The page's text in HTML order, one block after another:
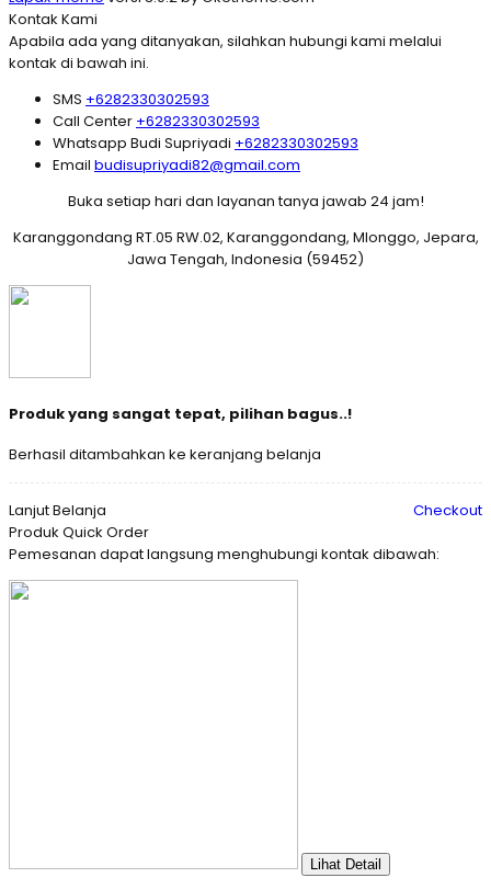
Kontak Kami
Apabila ada yang ditanyakan, silahkan hubungi kami melalui
kontak di bawah ini.
SMS +6282330302593
Call Center +6282330302593
Whatsapp Budi Supriyadi +6282330302593
Email budisupriyadi82@gmail.com
Buka setiap hari dan layanan tanya jawab 24 jam!
Karanggondang RT.05 RW.02, Karanggondang, Mlonggo, Jepara,
Jawa Tengah, Indonesia (59452)
Produk yang sangat tepat, pilihan bagus..!
Berhasil ditambahkan ke keranjang belanja
Lanjut Belanja
Checkout
Produk Quick Order
Pemesanan dapat langsung menghubungi kontak dibawah:
Lihat Detail